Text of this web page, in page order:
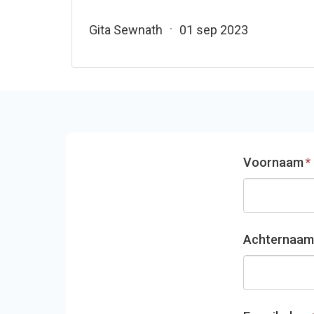
Gita Sewnath 01 sep 2023
Voornaam*
Achternaam